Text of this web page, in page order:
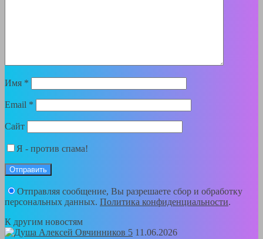
Имя *
Email *
Сайт
Я - против спама!
Отправляя сообщение, Вы разрешаете сбор и обработку
персональных данных. Политика конфиденциальности.
К другим новостям
11.06.2026